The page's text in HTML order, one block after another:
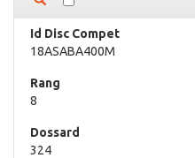
18ASABA400M
8
324